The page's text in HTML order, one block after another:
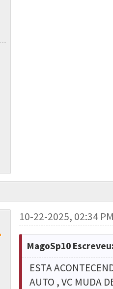
10-22-2025, 02:34
MagoSp10
ESTA
AUTO , VC MUDA